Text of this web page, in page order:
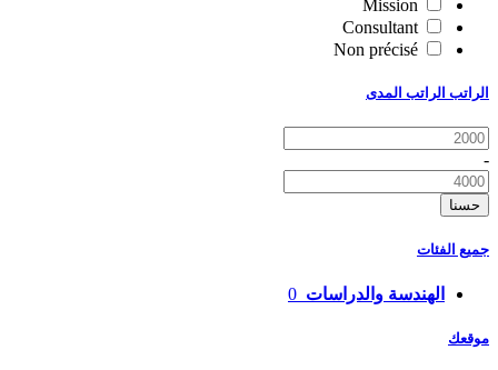
Mission
Consultant
Non précisé
الراتب الراتب المدى
-
حسنا
جميع الفئات
الهندسة والدراسات
موقعك